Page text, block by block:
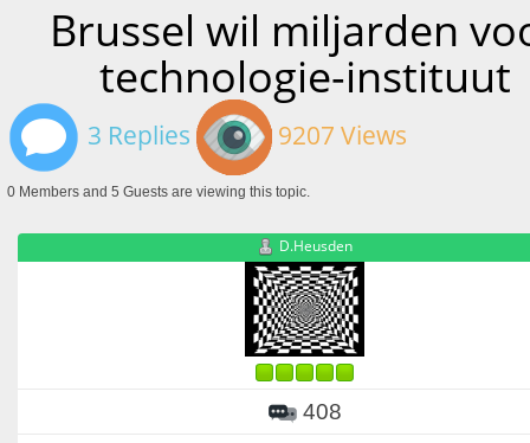
Brussel wil miljarden
technologie-instituut
3 Replies 9207 Views
0 Members and 5 Guests are viewing this topic.
D.Heusden
408